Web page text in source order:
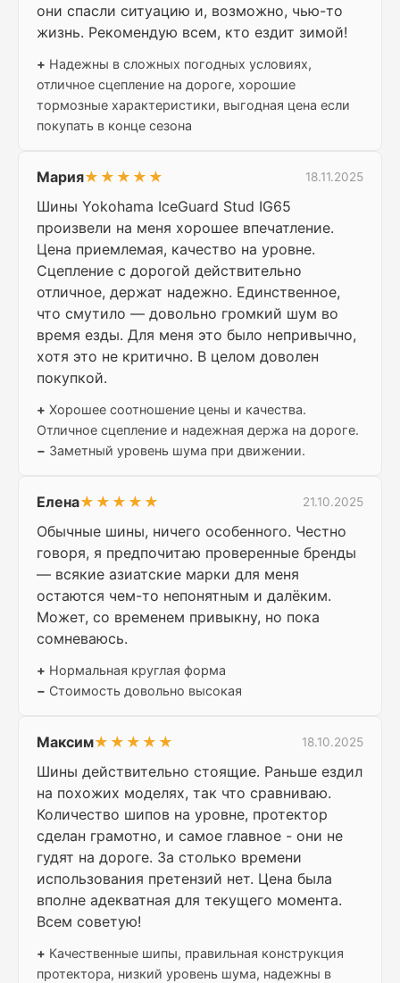
они спасли ситуацию и, возможно, чью-то
жизнь. Рекомендую всем, кто ездит зимой!
+ Надежны в сложных погодных условиях,
отличное сцепление на дороге, хорошие
тормозные характеристики, выгодная цена если
покупать в конце сезона
Мария★★★★★ 18.11.2025
Шины Yokohama IceGuard Stud IG65
произвели на меня хорошее впечатление.
Цена приемлемая, качество на уровне.
Сцепление с дорогой действительно
отличное, держат надежно. Единственное,
что смутило — довольно громкий шум во
время езды. Для меня это было непривычно,
хотя это не критично. В целом доволен
покупкой.
+ Хорошее соотношение цены и качества.
Отличное сцепление и надежная держа на дороге.
− Заметный уровень шума при движении.
Елена★★★★★ 21.10.2025
Обычные шины, ничего особенного. Честно
говоря, я предпочитаю проверенные бренды
— всякие азиатские марки для меня
остаются чем-то непонятным и далёким.
Может, со временем привыкну, но пока
сомневаюсь.
+ Нормальная круглая форма
− Стоимость довольно высокая
Максим★★★★★ 18.10.2025
Шины действительно стоящие. Раньше ездил
на похожих моделях, так что сравниваю.
Количество шипов на уровне, протектор
сделан грамотно, и самое главное - они не
гудят на дороге. За столько времени
использования претензий нет. Цена была
вполне адекватная для текущего момента.
Всем советую!
+ Качественные шипы, правильная конструкция
протектора, низкий уровень шума, надежны в